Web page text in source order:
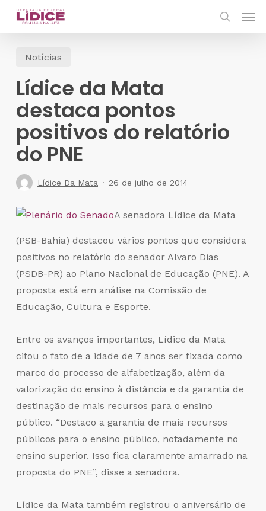
Skip
contentNotícias
Lídice da Mata
destaca pontos
positivos do relatório
do PNE
Lídice Da Mata 26 de julho de 2014
A senadora Lídice da Mata
(PSB-Bahia) destacou vários pontos que considera
positivos no relatório do senador Alvaro Dias
(PSDB-PR) ao Plano Nacional de Educação (PNE). A
proposta está em análise na Comissão de
Educação, Cultura e Esporte.
Entre os avanços importantes, Lídice da Mata
citou o fato de a idade de 7 anos ser fixada como
marco do processo de alfabetização, além da
valorização do ensino à distância e da garantia de
destinação de mais recursos para o ensino
público. “Destaco a garantia de mais recursos
públicos para o ensino público, notadamente no
ensino superior. Isso fica claramente amarrado na
proposta do PNE”, disse a senadora.
Lídice da Mata também registrou o aniversário de